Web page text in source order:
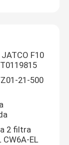
automática
F10
21-500
2 filtra
CW6A-EL